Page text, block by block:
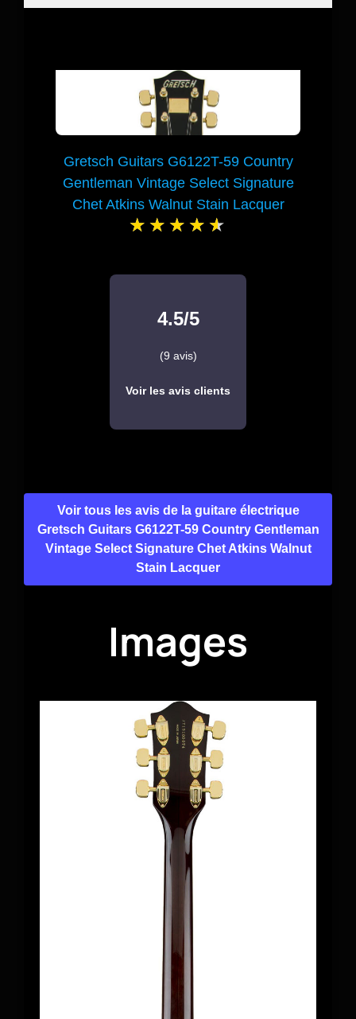
Gretsch Guitars G6122T-59 Country
Gentleman Vintage Select Signature
Chet Atkins Walnut Stain Lacquer
4.5/5
(9 avis)
Voir les avis clients
Voir tous les avis de la guitare électrique
Gretsch Guitars G6122T-59 Country Gentleman
Vintage Select Signature Chet Atkins Walnut
Stain Lacquer
Images